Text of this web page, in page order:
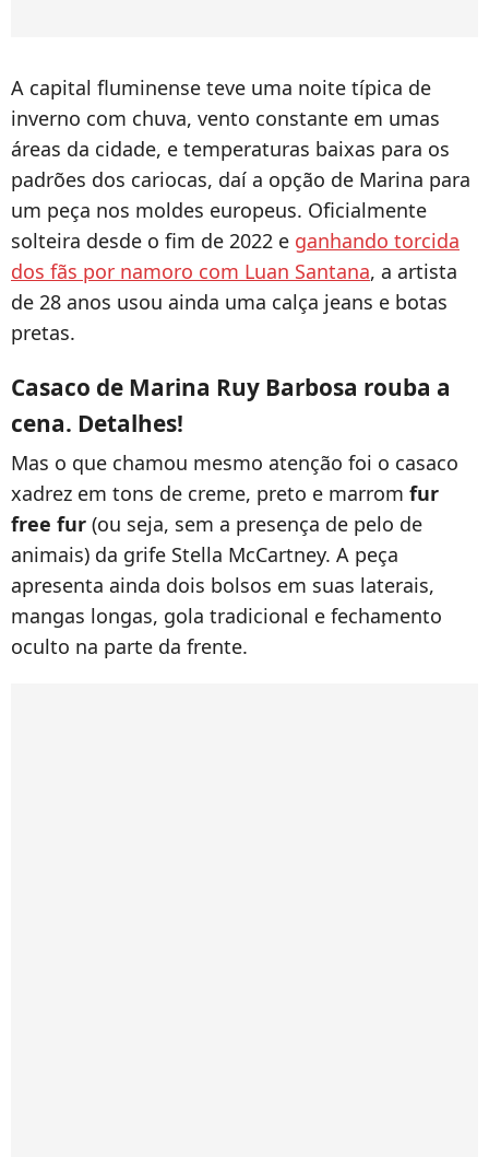
A capital fluminense teve uma noite típica de
inverno com chuva, vento constante em umas
áreas da cidade, e temperaturas baixas para os
padrões dos cariocas, daí a opção de Marina para
um peça nos moldes europeus. Oficialmente
solteira desde o fim de 2022 e ganhando torcida
dos fãs por namoro com Luan Santana, a artista
de 28 anos usou ainda uma calça jeans e botas
pretas.
Casaco de Marina Ruy Barbosa rouba a
cena. Detalhes!
Mas o que chamou mesmo atenção foi o casaco
xadrez em tons de creme, preto e marrom fur
free fur (ou seja, sem a presença de pelo de
animais) da grife Stella McCartney. A peça
apresenta ainda dois bolsos em suas laterais,
mangas longas, gola tradicional e fechamento
oculto na parte da frente.